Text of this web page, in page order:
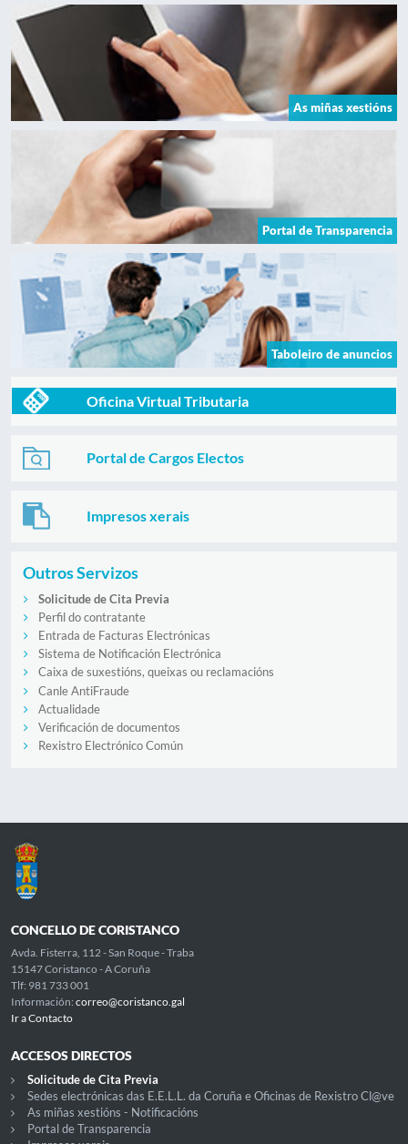
As miñas xestións
Portal de Transparencia
Taboleiro de anuncios
Oficina Virtual Tributaria
Portal de Cargos Electos
Impresos xerais
Outros Servizos
Solicitude de Cita Previa
Perfil do contratante
Entrada de Facturas Electrónicas
Sistema de Notificación Electrónica
Caixa de suxestións, queixas ou reclamacións
Canle AntiFraude
Actualidade
Verificación de documentos
Rexistro Electrónico Común
CONCELLO DE CORISTANCO
Avda. Fisterra, 112 - San Roque - Traba
15147 Coristanco - A Coruña
Tlf: 981 733 001
Información: correo@coristanco.gal
Ir a Contacto
ACCESOS DIRECTOS
Solicitude de Cita Previa
Sedes electrónicas das E.E.L.L. da Coruña e Oficinas de Rexistro Cl@ve
As miñas xestións - Notificacións
Portal de Transparencia